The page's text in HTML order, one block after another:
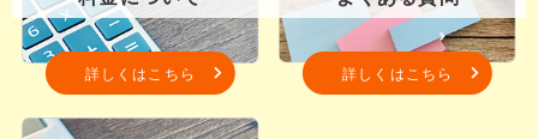
詳しくはこちら 詳しくはこちら